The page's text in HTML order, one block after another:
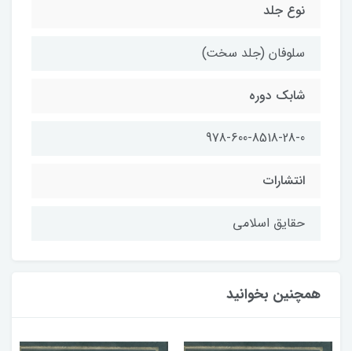
نوع جلد
سلوفان (جلد سخت)
شابک دوره
978-600-8518-28-0
انتشارات
حقایق اسلامی
همچنین بخوانید